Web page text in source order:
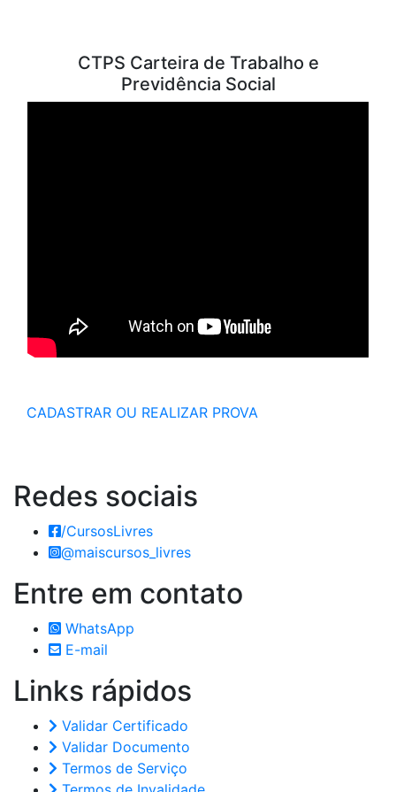
CTPS Carteira de Trabalho e
Previdência Social
CADASTRAR OU REALIZAR PROVA
Redes sociais
/CursosLivres
@maiscursos_livres
Entre em contato
WhatsApp
E-mail
Links rápidos
Validar Certificado
Validar Documento
Termos de Serviço